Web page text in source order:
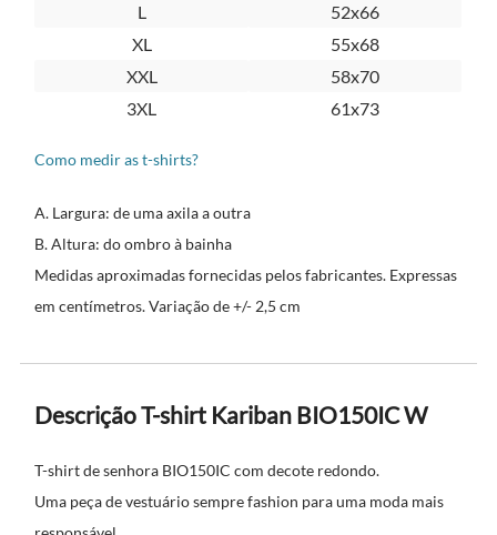
L
52x66
XL
55x68
XXL
58x70
3XL
61x73
Como medir as t-shirts?
A. Largura: de uma axila a outra
B. Altura: do ombro à bainha
Medidas aproximadas fornecidas pelos fabricantes. Expressas
em centímetros. Variação de +/- 2,5 cm
Descrição T-shirt Kariban BIO150IC W
T-shirt de senhora BIO150IC com decote redondo.
Uma peça de vestuário sempre fashion para uma moda mais